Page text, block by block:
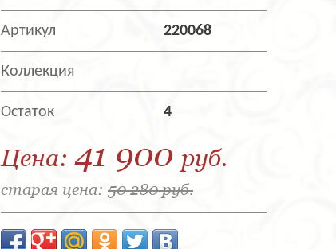
Артикул 220068
Коллекция
Остаток 4
Цена: 41 900 руб.
старая цена: 50 280 руб.